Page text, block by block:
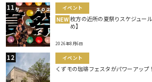
イベント
NEW 枚方の近所の夏祭りスケジュー
め】
2026年8月6日
イベント
くずモの珈琲フェスタがパワーアップ